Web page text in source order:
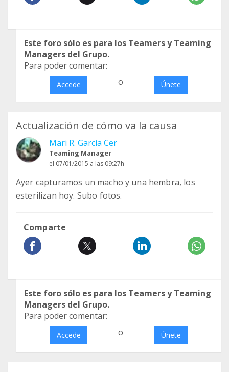
Este foro sólo es para los Teamers y Teaming
Managers del Grupo.
Para poder comentar:
Accede o Únete
Actualización de cómo va la causa
Mari R. García Cer
Teaming Manager
el 07/01/2015 a las 09:27h
Ayer capturamos un macho y una hembra, los
esterilizan hoy. Subo fotos.
Comparte
Este foro sólo es para los Teamers y Teaming
Managers del Grupo.
Para poder comentar:
Accede o Únete